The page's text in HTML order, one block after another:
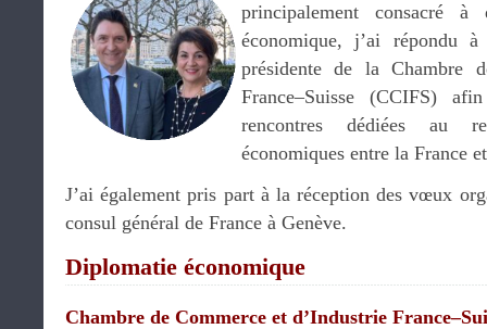
principalement consacré
économique, j’ai répondu
présidente de la Chambre
France–Suisse (CCIFS)
rencontres dédiées au
économiques entre la France
J’ai également pris part à la réception des vœux
consul général de France à Genève.
Diplomatie économique
Chambre de Commerce et d’Industrie